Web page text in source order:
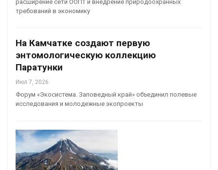
расширение сети ООПТ и внедрение природоохранных
требований в экономику
На Камчатке создают первую
энтомологическую коллекцию
Паратунки
Июл 7, 2026
Форум «Экосистема. Заповедный край» объединил полевые
исследования и молодежные экопроекты